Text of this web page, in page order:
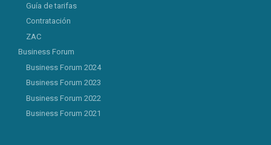
Guía de tarifas
Contratación
ZAC
Business Forum
Business Forum 2024
Business Forum 2023
Business Forum 2022
Business Forum 2021